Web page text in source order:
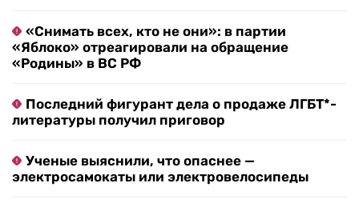
«Снимать всех, кто не они»: в партии
«Яблоко» отреагировали на обращение
«Родины» в ВС РФ
Последний фигурант дела о продаже ЛГБТ*-
литературы получил приговор
Ученые выяснили, что опаснее —
электросамокаты или электровелосипеды